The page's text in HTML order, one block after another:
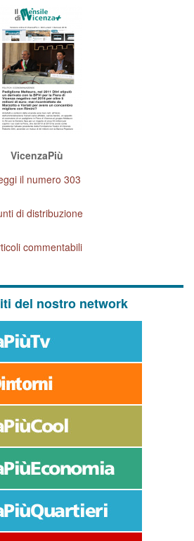
VicenzaPiù
il numero 303
di distribuzione
commentabili
del nostro network